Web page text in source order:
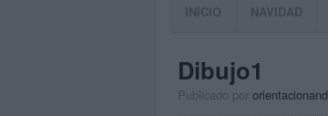
INICIO NAVIDAD
Dibujo1
Publicado por